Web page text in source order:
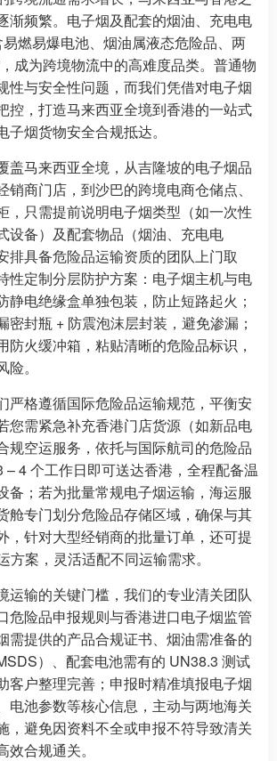
渐频繁。电子烟及配套的烟油、充电电
易燃易爆电池、烟油属液态危险品、两
成为跨境物流中的高难度品类。普通物
性与安全性问题，而我们凭借对电子烟
控，打造马来西亚全境到香港的一站式
子烟货物安全合规抵达。
盖马来西亚全境，从吉隆坡的电子烟品
销商门店，到沙巴的跨境电商仓储点、
，只需提前说明电子烟类型（如一次性
设备）及配套物品（烟油、充电电
排具备危险品运输资质的团队上门取
性定制分层防护方案：电子烟主机与电
静电绝缘盒单独包装，防止短路起火；
密封瓶 + 防震泡沫层封装，避免渗漏；
防火缓冲箱，粘贴清晰的危险品标识，
。
严格遵循国际危险品运输规范，平衡安
您需紧急补充香港门店货源（如新品电
规空运服务，依托与国际航司的危险品
– 4 个工作日即可送达香港，全程配备温
备；若为批量常规电子烟运输，海运服
舱专门划分危险品存储区域，确保与其
，针对大型经销商的批量订单，还可提
方案，灵活适配不同运输需求。
运输的关键门槛，我们的专业清关团队
危险品申报规则与香港进口电子烟监管
需提供的产品合规证书、烟油需准备的
）、配套电池需有的 UN38.3 测试
客户整理完善；申报时精准填报电子烟
电池参数等核心信息，主动与两地海关
，避免因资料不全或申报不符导致清关
合规通关。